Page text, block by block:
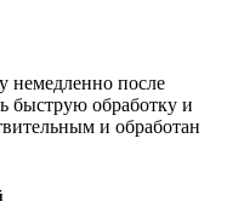
немедленно после
быструю обработку и
и обработан